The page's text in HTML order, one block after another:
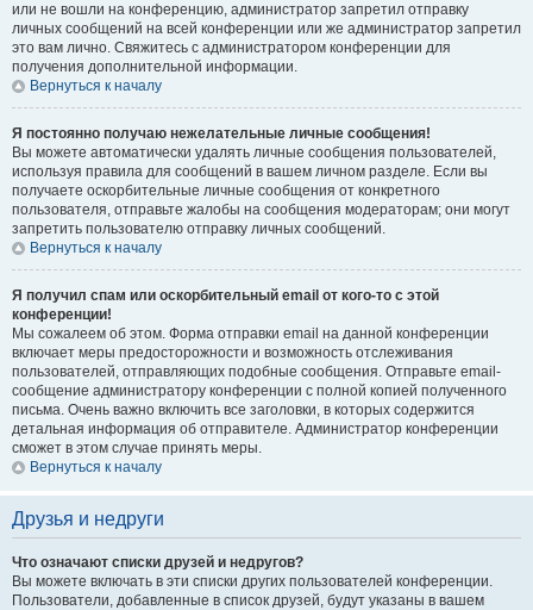
или не вошли на конференцию, администратор запретил отправку
личных сообщений на всей конференции или же администратор запретил
это вам лично. Свяжитесь с администратором конференции для
получения дополнительной информации.
Вернуться к началу
Я постоянно получаю нежелательные личные сообщения!
Вы можете автоматически удалять личные сообщения пользователей,
используя правила для сообщений в вашем личном разделе. Если вы
получаете оскорбительные личные сообщения от конкретного
пользователя, отправьте жалобы на сообщения модераторам; они могут
запретить пользователю отправку личных сообщений.
Вернуться к началу
Я получил спам или оскорбительный email от кого-то с этой
конференции!
Мы сожалеем об этом. Форма отправки email на данной конференции
включает меры предосторожности и возможность отслеживания
пользователей, отправляющих подобные сообщения. Отправьте email-
сообщение администратору конференции с полной копией полученного
письма. Очень важно включить все заголовки, в которых содержится
детальная информация об отправителе. Администратор конференции
сможет в этом случае принять меры.
Вернуться к началу
Друзья и недруги
Что означают списки друзей и недругов?
Вы можете включать в эти списки других пользователей конференции.
Пользователи, добавленные в список друзей, будут указаны в вашем